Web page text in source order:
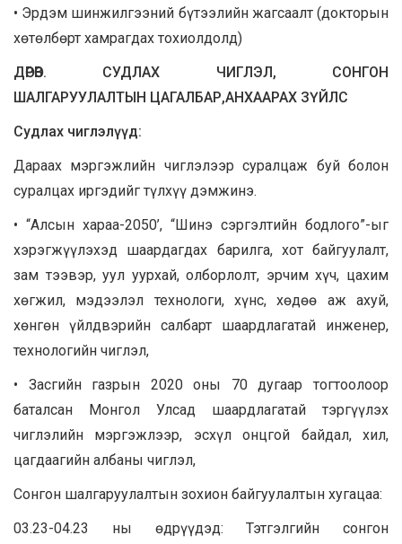
• Эрдэм шинжилгээний бүтээлийн жагсаалт (докторын
хөтөлбөрт хамрагдах тохиолдолд)
ДӨРӨВ. СУДЛАХ ЧИГЛЭЛ, СОНГОН
ШАЛГАРУУЛАЛТЫН ЦАГАЛБАР,АНХААРАХ ЗҮЙЛС
Судлах чиглэлүүд:
Дараах мэргэжлийн чиглэлээр суралцаж буй болон
суралцах иргэдийг түлхүү дэмжинэ.
• “Алсын хараа-2050’, “Шинэ сэргэлтийн бодлого”-ыг
хэрэгжүүлэхэд шаардагдах барилга, хот байгуулалт,
зам тээвэр, уул уурхай, олборлолт, эрчим хүч, цахим
хөгжил, мэдээлэл технологи, хүнс, хөдөө аж ахуй,
хөнгөн үйлдвэрийн салбарт шаардлагатай инженер,
технологийн чиглэл,
• Засгийн газрын 2020 оны 70 дугаар тогтоолоор
баталсан Монгол Улсад шаардлагатай тэргүүлэх
чиглэлийн мэргэжлээр, эсхүл онцгой байдал, хил,
цагдаагийн албаны чиглэл,
Сонгон шалгаруулалтын зохион байгуулалтын хугацаа:
03.23-04.23 ны өдрүүдэд: Тэтгэлгийн сонгон